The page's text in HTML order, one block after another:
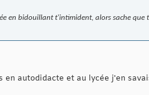
en bidouillant t'intimident, alors sache
autodidacte et au lycée j'en